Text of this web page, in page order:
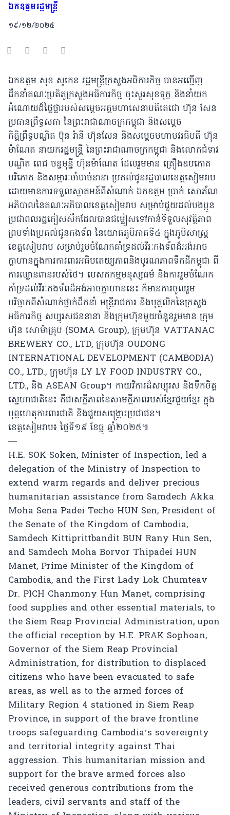
ឯកឧត្ដមរដ្ឋមន្ត្រី
១៩/១២/២០២៥
ឯកឧត្តម សុខ សូកេន រដ្ឋមន្រ្តីក្រសួងអធិការកិច្ច បានអញ្ជើញ
ដឹកនាំគណៈប្រតិភូក្រសួងអធិការកិច្ច ចុះសួរសុខទុក្ខ និងនាំយក
អំណោយដ៏ថ្លៃថ្លារបស់សម្តេចអគ្គមហាសេនាបតីតេជោ ហ៊ុន សែន
ប្រធានព្រឹទ្ធសភា នៃព្រះរាជាណាចក្រកម្ពុជា និងសម្តេច
កិត្តិព្រឹទ្ធបណ្ឌិត ប៊ុន រ៉ានី ហ៊ុនសែន និងសម្ដេចមហាបវរធិបតី ហ៊ុន
ម៉ាណែត នាយករដ្ឋមន្ត្រី នៃព្រះរាជាណាចក្រកម្ពុជា និងលោកជំទាវ
បណ្ឌិត ពេជ ចន្ទមុន្នី ហ៊ុនម៉ាណែត ដែលរួមមាន គ្រឿងឧបភោគ
បរិភោគ និងសម្ភារៈចាំបាច់នានា ប្រគល់ជូនរដ្ឋបាលខេត្តសៀមរាប
ដោយមានការទទួលស្វាគមន៍ពីសំណាក់ ឯកឧត្តម ប្រាក់ សោភ័ណ
អភិបាលនៃគណៈអភិបាលខេត្តសៀមរាប សម្រាប់ជួយដល់បងប្អូន
ប្រជាពលរដ្ឋភៀសសឹកដែលបានជម្លៀសទៅកាន់ទីទួលសុវត្ថិភាព
ព្រមទាំងប្រគល់ជូនកងទ័ព នៃយោធភូមិភាគទី៤ ក្នុងភូមិសាស្ត្រ
ខេត្តសៀមរាប សម្រាប់រួមចំណែកគាំទ្រដល់វីរៈកងទ័ពដ៏អង់អាច
ក្លាហានក្នុងការការពារអធិបតេយ្យភាពនិងបូរណភាពទឹកដីកម្ពុជា ពី
ការឈ្លានពានរបស់ថៃ។ បេសកកម្មមនុស្សធម៌ និងការរួមចំណែក
គាំទ្រដល់វីរៈកងទ័ពដ៏អង់អាចក្លាហាននេះ ក៏មានការចូលរួម
បរិច្ចាគពីសំណាក់ថ្នាក់ដឹកនាំ មន្ត្រីរាជការ និងបុគ្គលិកនៃក្រសួង
អធិការកិច្ច សប្បុរសជននានា និងក្រុមហ៊ុនមួយចំនួនរួមមាន ក្រុម
ហ៊ុន សោម៉ាគ្រុប (SOMA Group), ក្រុមហ៊ុន VATTANAC
BREWERY CO., LTD, ក្រុមហ៊ុន OUDONG
INTERNATIONAL DEVELOPMENT (CAMBODIA)
CO., LTD., ក្រុមហ៊ុន LY LY FOOD INDUSTRY CO.,
LTD., និង ASEAN Group។ កាយវិការដ៏សប្បុរស និងទឹកចិត្ត
ស្នេហាជាតិនេះ គឺជាសក្ខីភាពនៃសាមគ្គីភាពរបស់ខ្មែរជួយខ្មែរ ក្នុង
បុព្វហេតុការពារជាតិ និងជួយសង្គ្រោះប្រជាជន។
ខេត្តសៀមរាប៖ ថ្ងៃទី១៩ ខែធ្នូ ឆ្នាំ២០២៥៕
—
H.E. SOK Soken, Minister of Inspection, led a
delegation of the Ministry of Inspection to
extend warm regards and deliver precious
humanitarian assistance from Samdech Akka
Moha Sena Padei Techo HUN Sen, President of
the Senate of the Kingdom of Cambodia,
Samdech Kittiprittbandit BUN Rany Hun Sen,
and Samdech Moha Borvor Thipadei HUN
Manet, Prime Minister of the Kingdom of
Cambodia, and the First Lady Lok Chumteav
Dr. PICH Chanmony Hun Manet, comprising
food supplies and other essential materials, to
the Siem Reap Provincial Administration, upon
the official reception by H.E. PRAK Sophoan,
Governor of the Siem Reap Provincial
Administration, for distribution to displaced
citizens who have been evacuated to safe
areas, as well as to the armed forces of
Military Region 4 stationed in Siem Reap
Province, in support of the brave frontline
troops safeguarding Cambodia’s sovereignty
and territorial integrity against Thai
aggression. This humanitarian mission and
support for the brave armed forces also
received generous contributions from the
leaders, civil servants and staff of the